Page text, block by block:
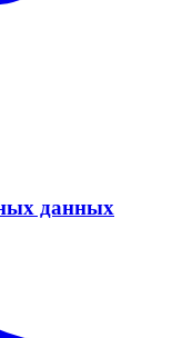
данных